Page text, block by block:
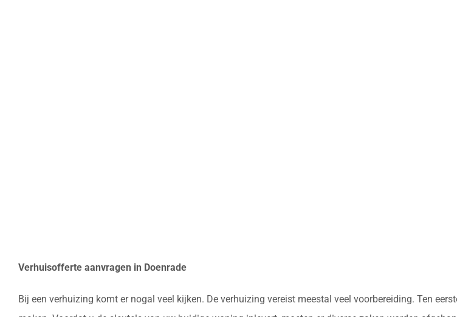
Verhuisofferte aanvragen in Doenrade
Bij een verhuizing komt er nogal veel kijken. De verhuizing vereist meestal veel voorbereiding. Ten